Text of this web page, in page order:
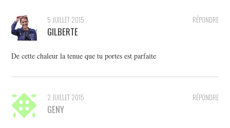
RÉPONDRE
5 JUILLET 2015
GILBERTE
De cette chaleur la tenue que tu portes est parfaite
RÉPONDRE
2 JUILLET 2015
GENY